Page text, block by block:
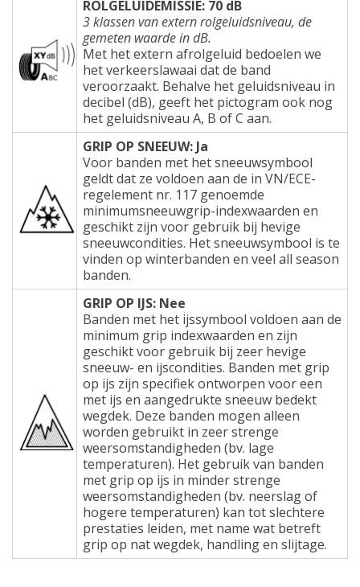
ROLGELUIDEMISSIE: 70 dB
3 klassen van extern rolgeluidsniveau, de
gemeten waarde in dB.
Met het extern afrolgeluid bedoelen we
het verkeerslawaai dat de band
veroorzaakt. Behalve het geluidsniveau in
decibel (dB), geeft het pictogram ook nog
het geluidsniveau A, B of C aan.
GRIP OP SNEEUW: Ja
Voor banden met het sneeuwsymbool
geldt dat ze voldoen aan de in VN/ECE-
regelement nr. 117 genoemde
minimumsneeuwgrip-indexwaarden en
geschikt zijn voor gebruik bij hevige
sneeuwcondities. Het sneeuwsymbool is te
vinden op winterbanden en veel all season
banden.
GRIP OP IJS: Nee
Banden met het ijssymbool voldoen aan de
minimum grip indexwaarden en zijn
geschikt voor gebruik bij zeer hevige
sneeuw- en ijscondities. Banden met grip
op ijs zijn specifiek ontworpen voor een
met ijs en aangedrukte sneeuw bedekt
wegdek. Deze banden mogen alleen
worden gebruikt in zeer strenge
weersomstandigheden (bv. lage
temperaturen). Het gebruik van banden
met grip op ijs in minder strenge
weersomstandigheden (bv. neerslag of
hogere temperaturen) kan tot slechtere
prestaties leiden, met name wat betreft
grip op nat wegdek, handling en slijtage.